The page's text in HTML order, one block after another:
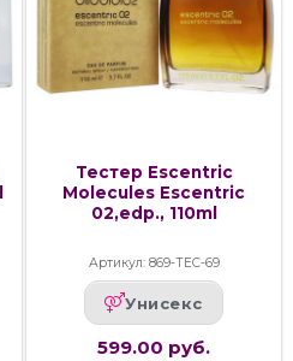
Тестер Escentric
Molecules Escentric
02,edp., 110ml
Артикул: 869-ТЕС-69
Унисекс
599.00 руб.